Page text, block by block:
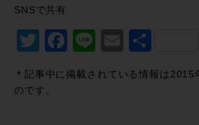
SNSで共有
Twitter
Facebook
LineEmail
＊記事中に掲載されている情報は
のです。